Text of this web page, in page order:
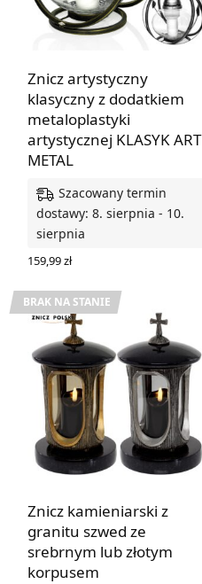
Znicz artystyczny
klasyczny z dodatkiem
metaloplastyki
artystycznej KLASYK ART
METAL
Szacowany termin
dostawy: 8. sierpnia - 10.
sierpnia
159,99zł
BRAK NA STANIE
Znicz kamieniarski z
granitu szwed ze
srebrnym lub złotym
korpusem